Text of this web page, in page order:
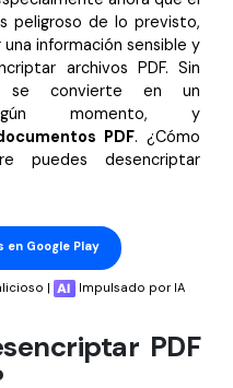
de IA
peligroso de lo previsto,
información sensible y
archivos PDF. Sin
se convierte en un
momento, y
PDF. ¿Cómo
puedes desencriptar
en Google Play
| Impulsado por IA
PDF